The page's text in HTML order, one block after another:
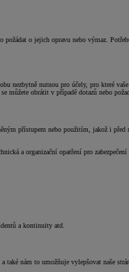
o jejich opravu nebo výmaz.
nezbytně nutnou pro účely, pro které
můžete obrátit v případě dotazů nebo
přístupem nebo použitím, jakož i
a organizační opatření pro zabezpečení
a kontinuity atd.
také nám to umožňuje vylepšovat naše